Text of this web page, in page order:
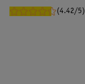
(4.42/5)